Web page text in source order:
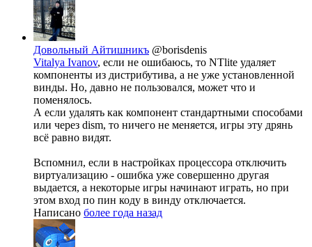
Довольный Айтишникъ @borisdenis
Vitalya Ivanov, если не ошибаюсь, то NTlite удаляет
компоненты из дистрибутива, а не уже установленной
винды. Но, давно не пользовался, может что и
поменялось.
А если удалять как компонент стандартными способами
или через dism, то ничего не меняется, игры эту дрянь
всё равно видят.
Вспомнил, если в настройках процессора отключить
виртуализацию - ошибка уже совершенно другая
выдается, а некоторые игры начинают играть, но при
этом вход по пин коду в винду отключается.
Написано более года назад